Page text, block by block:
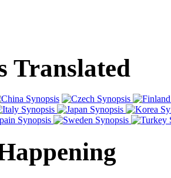
Translated